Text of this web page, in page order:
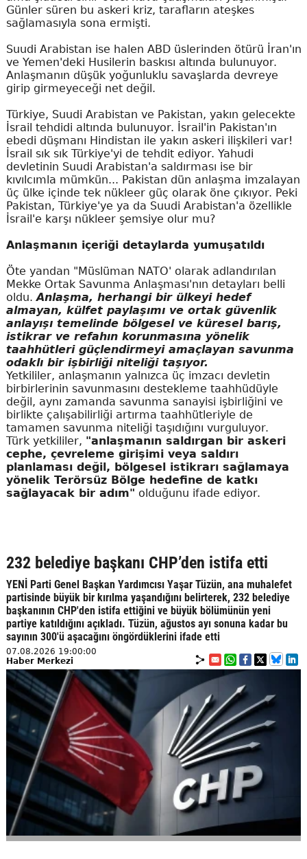
Günler süren bu askeri kriz, tarafların ateşkes
sağlamasıyla sona ermişti.
Suudi Arabistan ise halen ABD üslerinden ötürü İran'ın
ve Yemen'deki Husilerin baskısı altında bulunuyor.
Anlaşmanın düşük yoğunluklu savaşlarda devreye
girip girmeyeceği net değil.
Türkiye, Suudi Arabistan ve Pakistan, yakın gelecekte
İsrail tehdidi altında bulunuyor. İsrail'in Pakistan'ın
ebedi düşmanı Hindistan ile yakın askeri ilişkileri var!
İsrail sık sık Türkiye'yi de tehdit ediyor. Yahudi
devletinin Suudi Arabistan'a saldırması ise bir
kıvılcımla mümkün... Pakistan dün anlaşma imzalayan
üç ülke içinde tek nükleer güç olarak öne çıkıyor. Peki
Pakistan, Türkiye'ye ya da Suudi Arabistan'a özellikle
İsrail'e karşı nükleer şemsiye olur mu?
Anlaşmanın içeriği detaylarda yumuşatıldı
Öte yandan "Müslüman NATO' olarak adlandırılan
Mekke Ortak Savunma Anlaşması'nın detayları belli
oldu.Anlaşma, herhangi bir ülkeyi hedef
almayan, külfet paylaşımı ve ortak güvenlik
anlayışı temelinde bölgesel ve küresel barış,
istikrar ve refahın korunmasına yönelik
taahhütleri güçlendirmeyi amaçlayan savunma
odaklı bir işbirliği niteliği taşıyor.
Yetkililer, anlaşmanın yalnızca üç imzacı devletin
birbirlerinin savunmasını destekleme taahhüdüyle
değil, aynı zamanda savunma sanayisi işbirliğini ve
birlikte çalışabilirliği artırma taahhütleriyle de
tamamen savunma niteliği taşıdığını vurguluyor.
Türk yetkililer, "anlaşmanın saldırgan bir askeri
cephe, çevreleme girişimi veya saldırı
planlaması değil, bölgesel istikrarı sağlamaya
yönelik Terörsüz Bölge hedefine de katkı
sağlayacak bir adım" olduğunu ifade ediyor.
232 belediye başkanı CHP’den istifa etti
YENİ Parti Genel Başkan Yardımcısı Yaşar Tüzün, ana muhalefet
partisinde büyük bir kırılma yaşandığını belirterek, 232 belediye
başkanının CHP'den istifa ettiğini ve büyük bölümünün yeni
partiye katıldığını açıkladı. Tüzün, ağustos ayı sonuna kadar bu
sayının 300'ü aşacağını öngördüklerini ifade etti
07.08.2026 19:00:00
Haber Merkezi